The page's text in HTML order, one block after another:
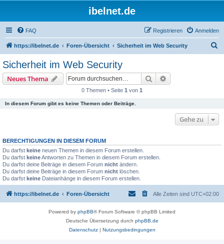
ibelnet.de
FAQ Anmelden
Registrieren
https://ibelnet.de Foren-Übersicht Sicherheit im Web Security
Sicherheit im Web Security
Neues Thema Suche
0 Themen • Seite 1 von 1
In diesem Forum gibt es keine Themen oder Beiträge.
Gehe zu
BERECHTIGUNGEN IN DIESEM FORUM
Du darfst keine neuen Themen in diesem Forum erstellen.
Du darfst keineAntworten zu Themen in diesem Forum erstellen.
Du darfst deine Beiträge in diesem Forum nicht ändern.
Du darfst deine Beiträge in diesem Forum nicht löschen.
Du darfst keine Dateianhänge in diesem Forum erstellen.
https://ibelnet.de Foren-Übersicht Alle Zeiten sind UTC+02:00
Powered by phpBB® Forum Software © phpBB Limited
Deutsche Übersetzung durch phpBB.de
Datenschutz| Nutzungsbedingungen